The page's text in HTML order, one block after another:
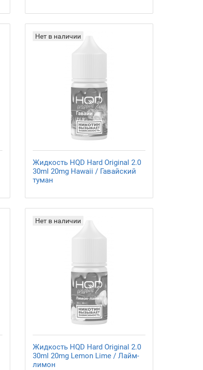
Нет в наличии
Жидкость HQD Hard Original 2.0
30ml 20mg Hawaii / Гавайский
туман
Нет в наличии
Жидкость HQD Hard Original 2.0
30ml 20mg Lemon Lime / Лайм-
лимон